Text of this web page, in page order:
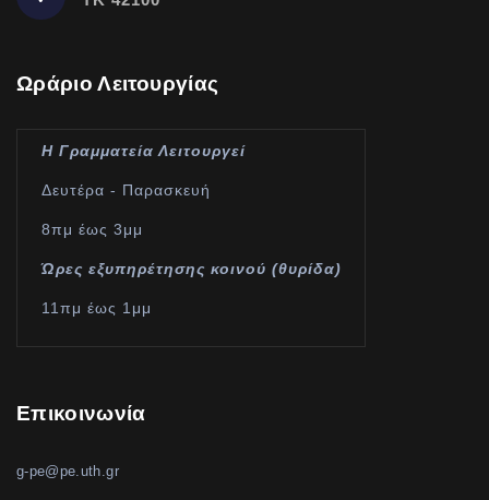
Ωράριο Λειτουργίας
Η Γραμματεία Λειτουργεί
Δευτέρα - Παρασκευή
8πμ έως 3μμ
Ώρες εξυπηρέτησης κοινού (θυρίδα)
11πμ έως 1μμ
Επικοινωνία
g-pe@pe.uth.gr